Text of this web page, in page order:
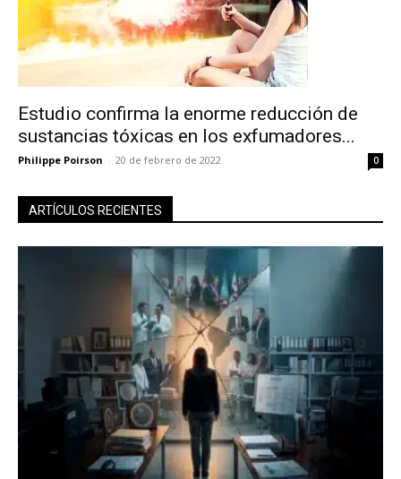
Estudio confirma la enorme reducción de
sustancias tóxicas en los exfumadores...
Philippe Poirson - 20 de febrero de 2022 0
ARTÍCULOS RECIENTES